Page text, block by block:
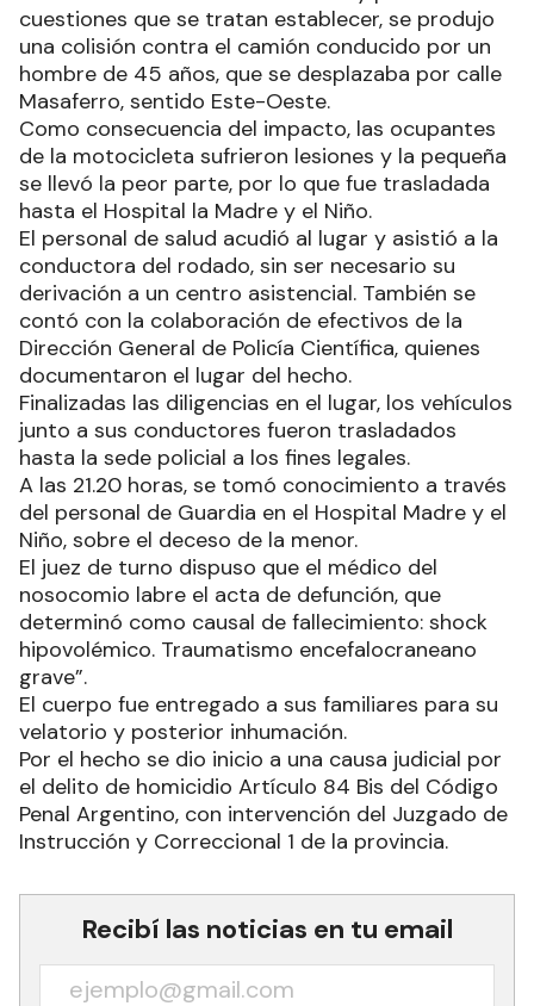
cuestiones que se tratan establecer, se produjo
una colisión contra el camión conducido por un
hombre de 45 años, que se desplazaba por calle
Masaferro, sentido Este-Oeste.
Como consecuencia del impacto, las ocupantes
de la motocicleta sufrieron lesiones y la pequeña
se llevó la peor parte, por lo que fue trasladada
hasta el Hospital la Madre y el Niño.
El personal de salud acudió al lugar y asistió a la
conductora del rodado, sin ser necesario su
derivación a un centro asistencial. También se
contó con la colaboración de efectivos de la
Dirección General de Policía Científica, quienes
documentaron el lugar del hecho.
Finalizadas las diligencias en el lugar, los vehículos
junto a sus conductores fueron trasladados
hasta la sede policial a los fines legales.
A las 21.20 horas, se tomó conocimiento a través
del personal de Guardia en el Hospital Madre y el
Niño, sobre el deceso de la menor.
El juez de turno dispuso que el médico del
nosocomio labre el acta de defunción, que
determinó como causal de fallecimiento: shock
hipovolémico. Traumatismo encefalocraneano
grave”.
El cuerpo fue entregado a sus familiares para su
velatorio y posterior inhumación.
Por el hecho se dio inicio a una causa judicial por
el delito de homicidio Artículo 84 Bis del Código
Penal Argentino, con intervención del Juzgado de
Instrucción y Correccional 1 de la provincia.
Recibí las noticias en tu email